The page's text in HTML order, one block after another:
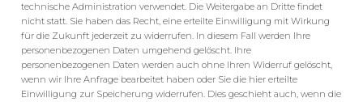
technische Administration verwendet. Die Weitergabe an Dritte findet
nicht statt. Sie haben das Recht, eine erteilte Einwilligung mit Wirkung
für die Zukunft jederzeit zu widerrufen. In diesem Fall werden Ihre
personenbezogenen Daten umgehend gelöscht. Ihre
personenbezogenen Daten werden auch ohne Ihren Widerruf gelöscht,
wenn wir Ihre Anfrage bearbeitet haben oder Sie die hier erteilte
Einwilligung zur Speicherung widerrufen. Dies geschieht auch, wenn die